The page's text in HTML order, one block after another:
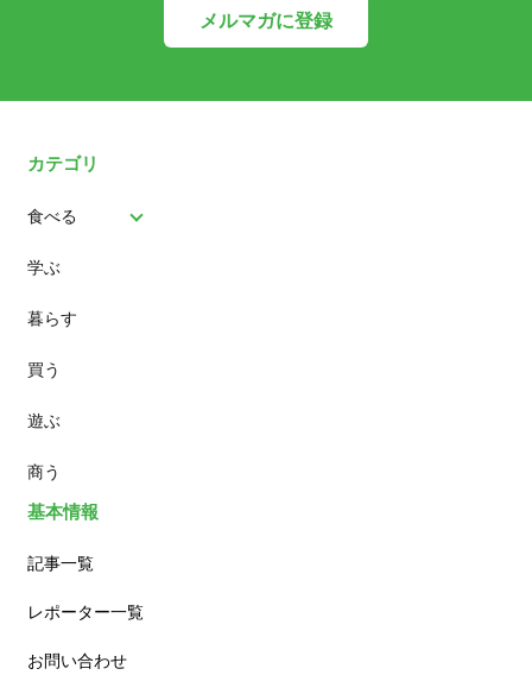
メルマガに登録
カテゴリ
食べる
パン
スイーツ
ランチ
カフェ
学ぶ
暮らす
買う
遊ぶ
商う
基本情報
記事一覧
レポーター一覧
お問い合わせ